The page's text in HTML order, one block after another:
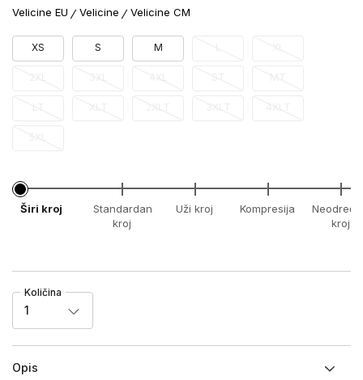
Velicine EU Velicine Velicine CM
XS S M
Širi kroj
Standardan
kroj
Uži kroj Kompresija
kroj
Količina
1
Opis